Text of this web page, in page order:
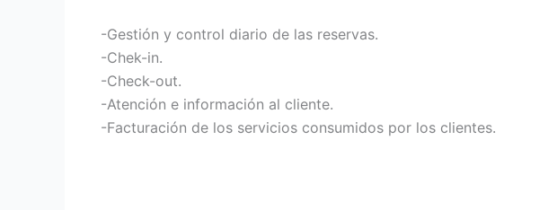
-Gestión y control diario de las reservas.
-Chek-in.
-Check-out.
-Atención e información al cliente.
-Facturación de los servicios consumidos por los clientes.